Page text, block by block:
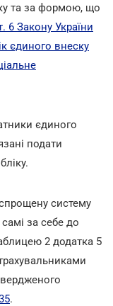
та за формою, що
6 Закону України
єдиного внеску
єдиного
подати
систему
за себе до
2 додатка 5
.